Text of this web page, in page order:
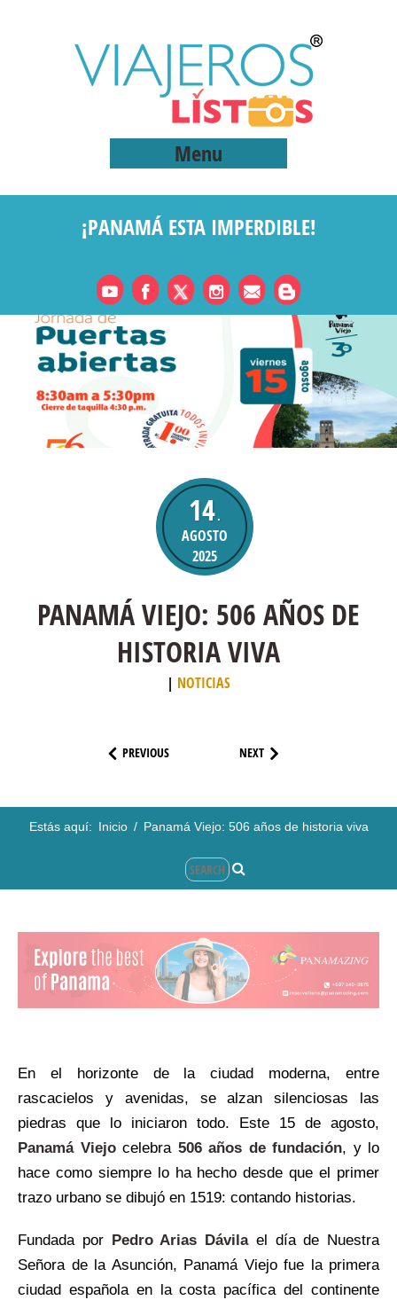
Menu
¡PANAMÁ ESTA IMPERDIBLE!
14.
AGOSTO
2025
PANAMÁ VIEJO: 506 AÑOS DE
HISTORIA VIVA
NOTICIAS
PREVIOUS NEXT
Estás aquí: Inicio / Panamá Viejo: 506 años de historia viva
En el horizonte de la ciudad moderna, entre
rascacielos y avenidas, se alzan silenciosas las
piedras que lo iniciaron todo. Este 15 de agosto,
Panamá Viejocelebra 506 años de fundación, y lo
hace como siempre lo ha hecho desde que el primer
trazo urbano se dibujó en 1519: contando historias.
Fundada por Pedro Arias Dávilael día de Nuestra
Señora de la Asunción, Panamá Viejo fue la primera
ciudad española en la costa pacífica del continente